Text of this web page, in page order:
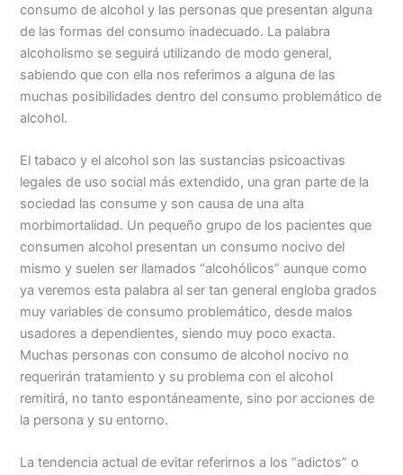
consumo de alcohol y las personas que presentan alguna
de las formas del consumo inadecuado. La palabra
alcoholismo se seguirá utilizando de modo general,
sabiendo que con ella nos referimos a alguna de las
muchas posibilidades dentro del consumo problemático de
alcohol.
El tabaco y el alcohol son las sustancias psicoactivas
legales de uso social más extendido, una gran parte de la
sociedad las consume y son causa de una alta
morbimortalidad. Un pequeño grupo de los pacientes que
consumen alcohol presentan un consumo nocivo del
mismo y suelen ser llamados “alcohólicos” aunque como
ya veremos esta palabra al ser tan general engloba grados
muy variables de consumo problemático, desde malos
usadores a dependientes, siendo muy poco exacta.
Muchas personas con consumo de alcohol nocivo no
requerirán tratamiento y su problema con el alcohol
remitirá, no tanto espontáneamente, sino por acciones de
la persona y su entorno.
La tendencia actual de evitar referirnos a los “adictos” o